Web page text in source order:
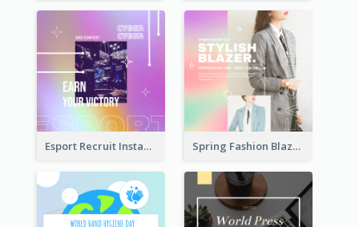
Esport Recruit Instagram Post Spring Fashion Blazer Instagram Post